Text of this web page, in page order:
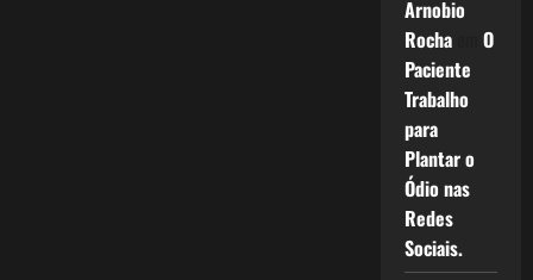
Arnobio
Rochaem O
Paciente
Trabalho
para
Plantar o
Ódio nas
Redes
Sociais.